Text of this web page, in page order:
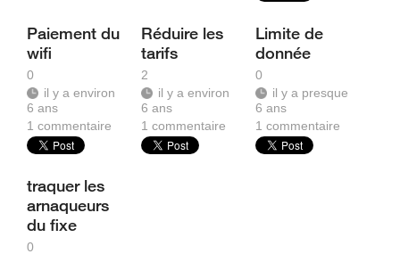
Paiement du
wifi
0
il y a environ
6 ans
1 commentaire
Réduire les
tarifs
2
il y a environ
6 ans
1commentaire
Limite de
donnée
0
il y a presque
6 ans
1commentaire
traquer les
arnaqueurs
du fixe
0